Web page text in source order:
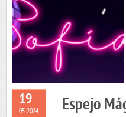
19
05 2024 Espejo